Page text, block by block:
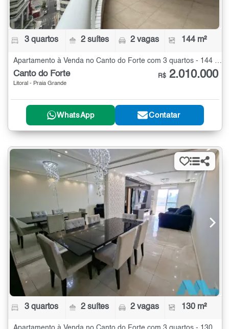
3 quartos 2 suítes 2 vagas 144 m²
Canto do Forte
Litoral - Praia Grande
R$ 2.010.000
WhatsApp Contatar
3 quartos 2 suítes 2 vagas 130 m²